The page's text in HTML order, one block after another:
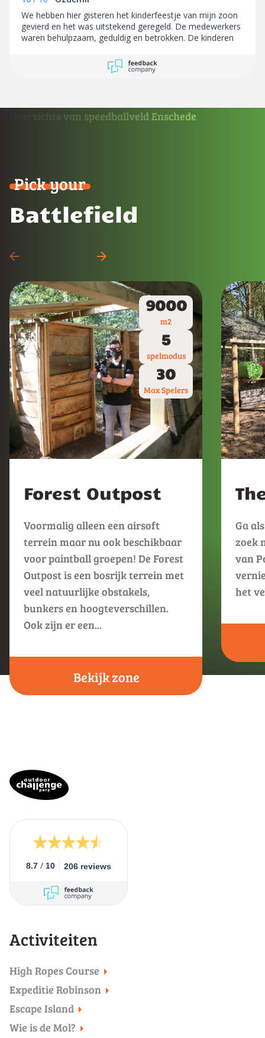
mee. Absoluut een aanrader!
We hebben hier gisteren het kinderfeestje van mijn zoon
gevierd en het was uitstekend geregeld. De medewerkers
waren behulpzaam, geduldig en betrokken. De kinderen
toen een kind zijn jas was vergeten, hebben ze die
persoonlijk teruggebracht. Dat zegt veel over de service
Pick your
Battlefield
9000
m2
5
spelmodus
30
Max Spelers
Forest Outpost
Voormalig alleen een airsoft
terrein maar nu ook beschikbaar
voor paintball groepen! De Forest
Outpost is een bosrijk terrein met
veel natuurlijke obstakels,
bunkers en hoogteverschillen.
Ook zijn er een...
Bekijk zone
Ga
zoek
van
het
8.7 / 10 206 reviews
Activiteiten
High Ropes Course
Expeditie Robinson
Escape Island
Wie is de Mol?